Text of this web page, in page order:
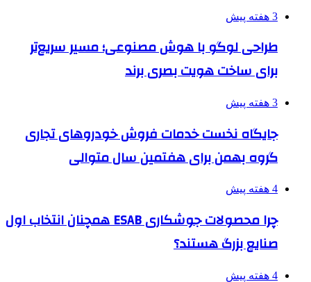
3 هفته پیش
طراحی لوگو با هوش مصنوعی؛ مسیر سریع‌تر
برای ساخت هویت بصری برند
3 هفته پیش
جایگاه نخست خدمات فروش خودروهای تجاری
گروه بهمن برای هفتمین سال متوالی
4 هفته پیش
چرا محصولات جوشکاری ESAB همچنان انتخاب اول
صنایع بزرگ هستند؟
4 هفته پیش